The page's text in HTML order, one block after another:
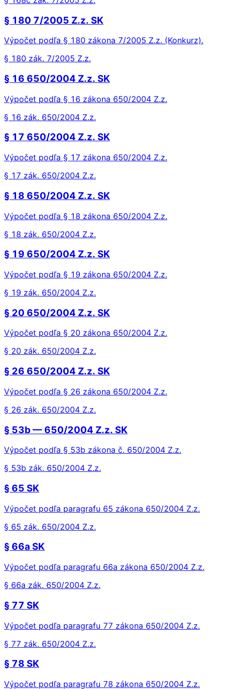
§ 180 7/2005 Z.z. SK
Výpočet podľa § 180 zákona 7/2005 Z.z. (Konkurz).
§ 180 zák. 7/2005 Z.z.
§ 16 650/2004 Z.z. SK
Výpočet podľa § 16 zákona 650/2004 Z.z.
§ 16 zák. 650/2004 Z.z.
§ 17 650/2004 Z.z. SK
Výpočet podľa § 17 zákona 650/2004 Z.z.
§ 17 zák. 650/2004 Z.z.
§ 18 650/2004 Z.z. SK
Výpočet podľa § 18 zákona 650/2004 Z.z.
§ 18 zák. 650/2004 Z.z.
§ 19 650/2004 Z.z. SK
Výpočet podľa § 19 zákona 650/2004 Z.z.
§ 19 zák. 650/2004 Z.z.
§ 20 650/2004 Z.z. SK
Výpočet podľa § 20 zákona 650/2004 Z.z.
§ 20 zák. 650/2004 Z.z.
§ 26 650/2004 Z.z. SK
Výpočet podľa § 26 zákona 650/2004 Z.z.
§ 26 zák. 650/2004 Z.z.
§ 53b — 650/2004 Z.z. SK
Výpočet podľa § 53b zákona č. 650/2004 Z.z.
§ 53b zák. 650/2004 Z.z.
§ 65 SK
Výpočet podľa paragrafu 65 zákona 650/2004 Z.z.
§ 65 zák. 650/2004 Z.z.
§ 66a SK
Výpočet podľa paragrafu 66a zákona 650/2004 Z.z.
§ 66a zák. 650/2004 Z.z.
§ 77 SK
Výpočet podľa paragrafu 77 zákona 650/2004 Z.z.
§ 77 zák. 650/2004 Z.z.
§ 78 SK
Výpočet podľa paragrafu 78 zákona 650/2004 Z.z.